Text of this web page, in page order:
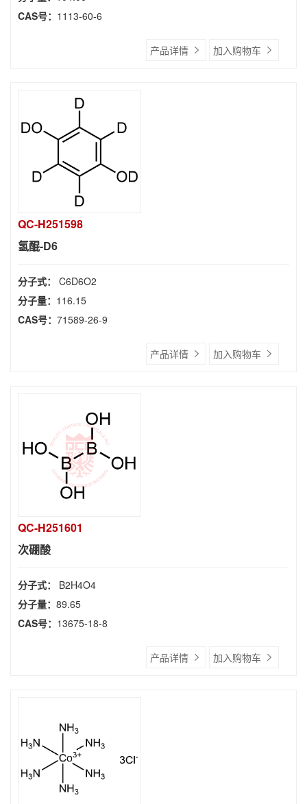
CAS号： 1113-60-6
产品详情 加入购物车
QC-H251598
氢醌-D6
分子式： C6D6O2
分子量： 116.15
CAS号： 71589-26-9
产品详情 加入购物车
QC-H251601
次硼酸
分子式： B2H4O4
分子量： 89.65
CAS号： 13675-18-8
产品详情 加入购物车